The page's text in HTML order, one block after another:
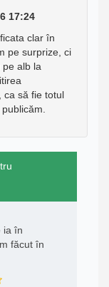
17:24
clar în
pe surprize, ci
alb la
ca să fie totul
ia în
făcut în